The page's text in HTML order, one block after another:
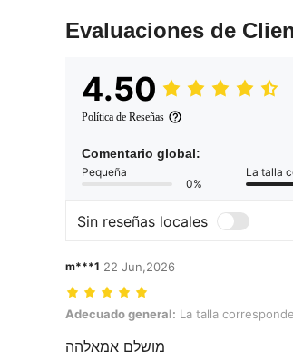
Evaluaciones de
4.50
Política de Reseñas
Comentario global:
Pequeña
0%
La talla
Sin reseñas locales
m***1 22 Jun,2026
Adecuado general: La talla corresponde,
Adecuado general: La talla corresponde
מושלם אמאלהה